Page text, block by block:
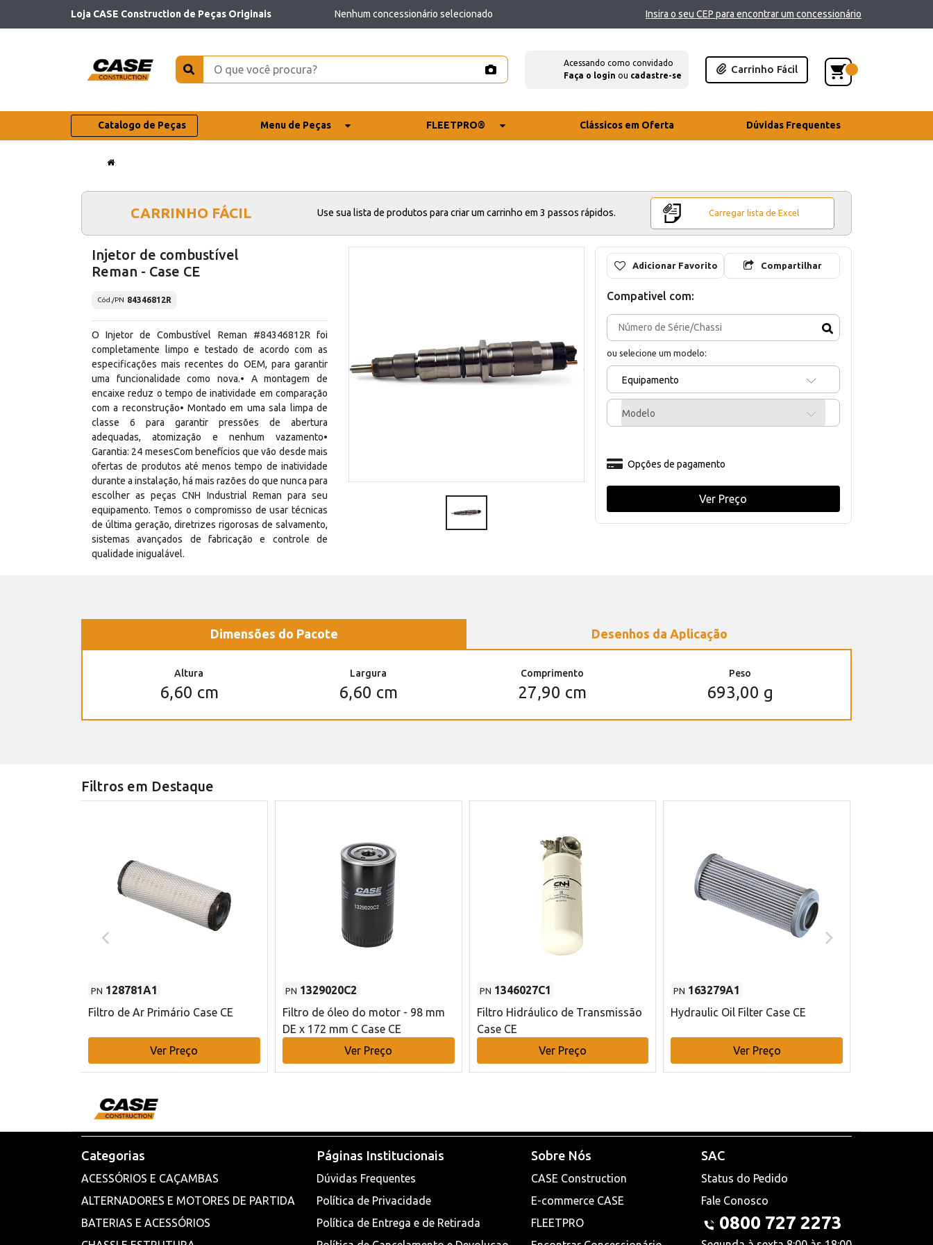
Loja CASE Construction de Peças Originais Nenhum concessionário selecionado Insira o seu CEP para encontrar um concessionário
Acessando como convidado
Faça o login ou cadastre-se
Carrinho Fácil
Catalogo de Peças Menu de Peças FLEETPRO® Clássicos em Oferta Dúvidas Frequentes
CARRINHO FÁCIL Use sua lista de produtos para criar um carrinho em 3 passos rápidos. Carregar lista de Excel
Injetor de combustível
Reman - Case CE
Cód./PN 84346812R
O Injetor de Combustível Reman #84346812R foi
completamente limpo e testado de acordo com as
especificações mais recentes do OEM, para garantir
uma funcionalidade como nova.• A montagem de
encaixe reduz o tempo de inatividade em comparação
com a reconstrução• Montado em uma sala limpa de
classe 6 para garantir pressões de abertura
adequadas, atomização e nenhum vazamento•
Garantia: 24 mesesCom benefícios que vão desde mais
ofertas de produtos até menos tempo de inatividade
durante a instalação, há mais razões do que nunca para
escolher as peças CNH Industrial Reman para seu
equipamento. Temos o compromisso de usar técnicas
de última geração, diretrizes rigorosas de salvamento,
sistemas avançados de fabricação e controle de
qualidade inigualável.
Adicionar Favorito Compartilhar
Compativel com:
ou selecione um modelo:
Equipamento
Modelo
Opções de pagamento
Ver Preço
Dimensões do Pacote Desenhos da Aplicação
Altura
6,60 cm
Largura
6,60 cm
Comprimento
27,90 cm
Peso
693,00 g
Filtros em Destaque
PN 128781A1
Filtro de Ar Primário Case CE
Ver Preço
PN 1329020C2
Filtro de óleo do motor - 98 mm
DE x 172 mm C Case CE
Ver Preço
PN 1346027C1
Filtro Hidráulico de Transmissão
Case CE
Ver Preço
PN 163279A1
Hydraulic Oil Filter Case CE
Ver Preço
Categorias
ACESSÓRIOS E CAÇAMBAS
ALTERNADORES E MOTORES DE PARTIDA
BATERIAS E ACESSÓRIOS
Páginas Institucionais
Dúvidas Frequentes
Política de Privacidade
Política de Entrega e de Retirada
Sobre Nós
CASE Construction
E-commerce CASE
FLEETPRO
SAC
Status do Pedido
Fale Conosco
0800 727 2273